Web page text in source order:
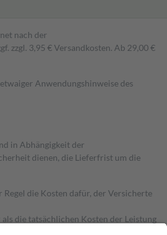
nach der
zzgl. 3,95 € Versandkosten. Ab 29,00 €
Anwendungshinweise des
in Abhängigkeit der
dienen, die Lieferfrist um die
die Kosten dafür, der Versicherte
die tatsächlichen Kosten der Leistung